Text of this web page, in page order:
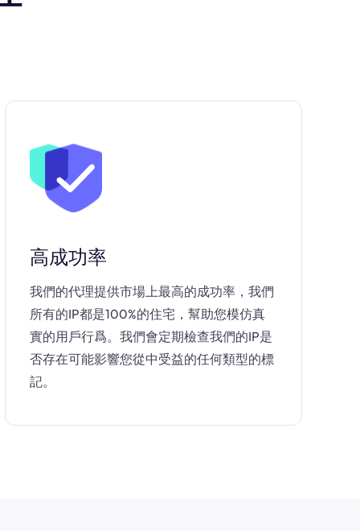
高成功率
我們的代理提供市場上最高的成功率，我們
所有的IP都是100%的住宅，幫助您模仿真
實的用戶行爲。我們會定期檢查我們的IP是
否存在可能影響您從中受益的任何類型的標
記。